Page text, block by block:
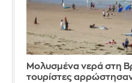
Μολυσμένα νερά στη
τουρίστες